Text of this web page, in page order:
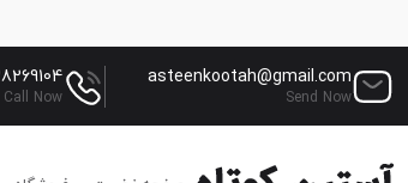
asteenkootah@gmail.com
Send Now
Call Now